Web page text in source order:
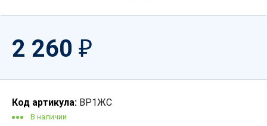
2 260 ₽
Код артикула: ВР1ЖС
В наличии